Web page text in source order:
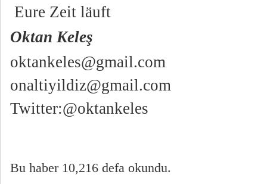
Eure Zeit läuft
Oktan Keleş
oktankeles@gmail.com
onaltiyildiz@gmail.com
Twitter:@oktankeles
Bu haber 10,216 defa okundu.